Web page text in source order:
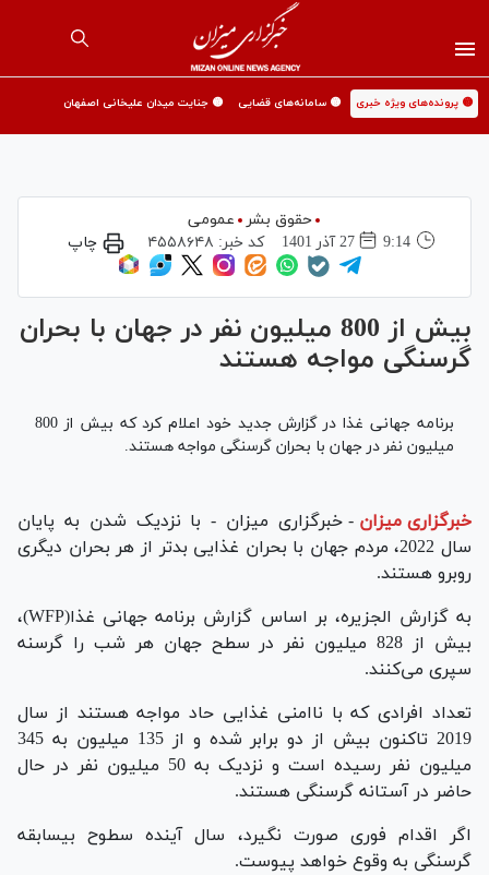
🟡 پرونده‌های ویژه خبری 🟡 سامانه‌های قضایی 🟡 جنایت میدان علیخانی اصفهان
حقوق بشر
عمومی
9:14
27 آذر 1401 کد خبر: ۴۵۵۸۶۴۸ چاپ
بیش از 800 میلیون نفر در جهان با بحران
گرسنگی مواجه هستند
برنامه جهانی غذا در گزارش جدید خود اعلام کرد که بیش از 800
میلیون نفر در جهان با بحران گرسنگی مواجه هستند.
خبرگزاری میزان - خبرگزاری میزان - با نزدیک شدن به پایان
سال 2022، مردم جهان با بحران غذایی بدتر از هر بحران دیگری
روبرو هستند.
به گزارش الجزیره، بر اساس گزارش برنامه جهانی غذا(WFP)،
بیش از 828 میلیون نفر در سطح جهان هر شب را گرسنه
سپری می‌کنند.
تعداد افرادی که با ناامنی غذایی حاد مواجه هستند از سال
2019 تاکنون بیش از دو برابر شده و از 135 میلیون به 345
میلیون نفر رسیده است و نزدیک به 50 میلیون نفر در حال
حاضر در آستانه گرسنگی هستند.
اگر اقدام فوری صورت نگیرد، سال آینده سطوح بی‎سابقه
گرسنگی به وقوع خواهد پیوست.